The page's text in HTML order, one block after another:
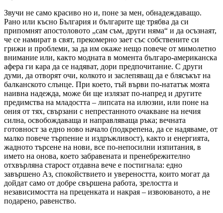
Звучи не само красиво но и, поне за мен, обнадеждаващо.
Рано или късно България и българите ще трябва да си
припомнят апостоловото „сам съм, други няма“ и да осъзнаят,
че се намират в свят, прекомерно зает със собствените си
грижи и проблеми, за да им окаже нещо повече от мимолетно
внимание или, както модната в момента българо-американска
афера ги кара да се надяват, дори предпочитание. С други
думи, да отворят очи, колкото и заслепяващ да е блясъкът на
балканското слънце. При което, тъй върви по-нататък моята
наивна надежда, може би ще излязат по-напред и другите
предимства на младостта – липсата на илюзии, или поне на
ония от тях, свързани с непрестанното очакване на нечия
силна, освобождаваща и направляваща ръка; вечната
готовност за едно ново начало (подкрепена, да се надяваме, от
малко повече търпение и издръжливост), както и енергията,
жадното търсене на нови, все по-непосилни изпитания, в
името на онова, което забравената и пренебрежително
отхвърляна старост отдавна вече е постигнала: едно
завършено Аз, спокойствието и увереността, които могат да
дойдат само от добре свършена работа, зрелостта и
независимостта на преценката и накрая – извоюваното, а не
подарено, равенство.